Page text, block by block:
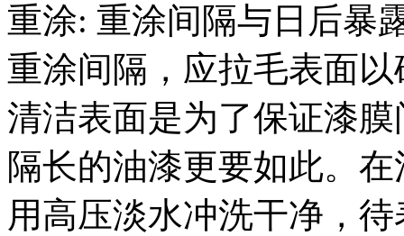
重涂: 重涂间隔与日后暴
重涂间隔，应拉毛表面
清洁表面是为了保证漆
隔长的油漆更要如此。
用高压淡水冲洗干净，